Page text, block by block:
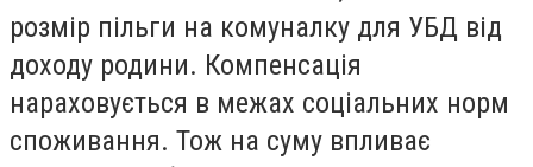
розмір пільги на комуналку для УБД від
доходу родини. Компенсація
нараховується в межах соціальних норм
споживання. Тож на суму впливає